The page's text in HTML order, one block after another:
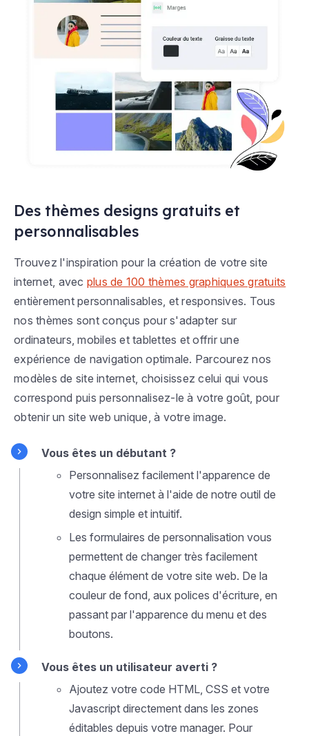
Des thèmes designs gratuits et
personnalisables
Trouvez l'inspiration pour la création de votre site
internet, avec plus de 100 thèmes graphiques gratuits
entièrement personnalisables, et responsives. Tous
nos thèmes sont conçus pour s'adapter sur
ordinateurs, mobiles et tablettes et offrir une
expérience de navigation optimale. Parcourez nos
modèles de site internet, choisissez celui qui vous
correspond puis personnalisez-le à votre goût, pour
obtenir un site web unique, à votre image.
Vous êtes un débutant ?
Personnalisez facilement l'apparence de
votre site internet à l'aide de notre outil de
design simple et intuitif.
Les formulaires de personnalisation vous
permettent de changer très facilement
chaque élément de votre site web. De la
couleur de fond, aux polices d'écriture, en
passant par l'apparence du menu et des
boutons.
Vous êtes un utilisateur averti ?
Ajoutez votre code HTML, CSS et votre
Javascript directement dans les zones
éditables depuis votre manager. Pour